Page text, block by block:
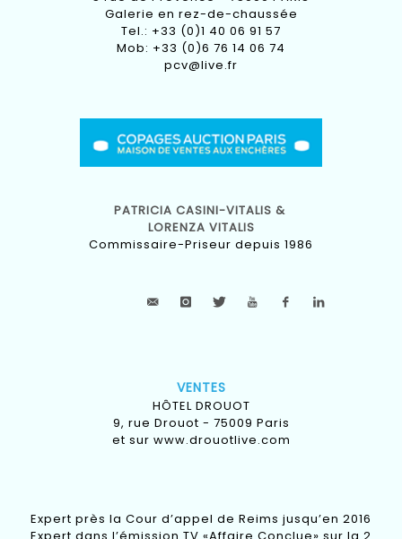
Galerie en rez-de-chaussée
Tel.: +33 (0)1 40 06 91 57
Mob: +33 (0)6 76 14 06 74
pcv@live.fr
PATRICIA CASINI-VITALIS &
LORENZA VITALIS
Commissaire-Priseur depuis 1986
VENTES
HÔTEL DROUOT
9, rue Drouot - 75009 Paris
et sur www.drouotlive.com
Expert près la Cour d’appel de Reims jusqu’en 2016